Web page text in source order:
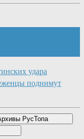
удара
поднимут